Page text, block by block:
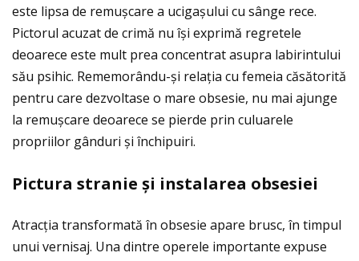
este lipsa de remușcare a ucigașului cu sânge rece.
Pictorul acuzat de crimă nu își exprimă regretele
deoarece este mult prea concentrat asupra labirintului
său psihic. Rememorându-și relaţia cu femeia căsătorită
pentru care dezvoltase o mare obsesie, nu mai ajunge
la remușcare deoarece se pierde prin culuarele
propriilor gânduri și închipuiri.
Pictura stranie și instalarea obsesiei
Atracţia transformată în obsesie apare brusc, în timpul
unui vernisaj. Una dintre operele importante expuse